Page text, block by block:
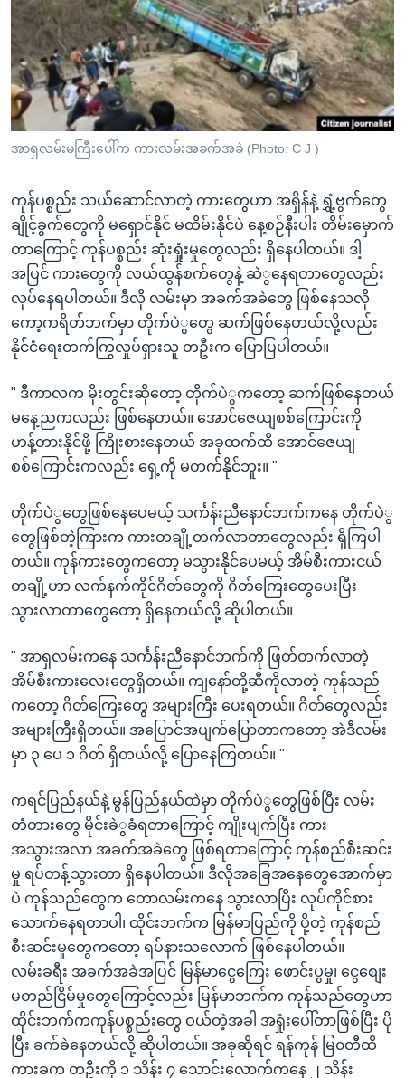
အာရှလမ်းမကြီးပေါ်က ကားလမ်းအခက်အခဲ (Photo: C J )
ကုန်ပစ္စည်း သယ်ဆောင်လာတဲ့ ကားတွေဟာ အရှိန်နဲ့ ရွှံ့ဗွက်တွေ
ချိုင့်ခွက်တွေကို မရှောင်နိုင် မထိမ်းနိုင်ပဲ နေ့စဉ်နီးပါး တိမ်းမှောက်
တာကြောင့် ကုန်ပစ္စည်း ဆုံးရှုံးမှုတွေလည်း ရှိနေပါတယ်။ ဒါ့
အပြင် ကားတွေကို လယ်ထွန်စက်တွေနဲ့ ဆဲွနေရတာတွေလည်း
လုပ်နေရပါတယ်။ ဒီလို လမ်းမှာ အခက်အခဲတွေ ဖြစ်နေသလို
ကော့ကရိတ်ဘက်မှာ တိုက်ပဲွတွေ ဆက်ဖြစ်နေတယ်လို့လည်း
နိုင်ငံရေးတက်ကြွလှုပ်ရှားသူ တဦးက ပြောပြပါတယ်။
" ဒီကာလက မိုးတွင်းဆိုတော့ တိုက်ပဲွကတော့ ဆက်ဖြစ်နေတယ်
မနေ့ညကလည်း ဖြစ်နေတယ်။ အောင်ဇေယျစစ်ကြောင်းကို
ဟန့်တားနိုင်ဖို့ ကြိုးစားနေတယ် အခုထက်ထိ အောင်ဇေယျ
စစ်ကြောင်းကလည်း ရှေ့ကို မတက်နိုင်ဘူး။ "
တိုက်ပဲွတွေဖြစ်နေပေမယ့် သင်္ကန်းညီနောင်ဘက်ကနေ တိုက်ပဲွ
တွေဖြစ်တဲ့ကြားက ကားတချို့တက်လာတာတွေလည်း ရှိကြပါ
တယ်။ ကုန်ကားတွေကတော့ မသွားနိုင်ပေမယ့် အိမ်စီးကားငယ်
တချို့ဟာ လက်နက်ကိုင်ဂိတ်တွေကို ဂိတ်ကြေးတွေပေးပြီး
သွားလာတာတွေတော့ ရှိနေတယ်လို့ ဆိုပါတယ်။
" အာရှလမ်းကနေ သင်္ကန်းညီနောင်ဘက်ကို ဖြတ်တက်လာတဲ့
အိမ်စီးကားလေးတွေရှိတယ်။ ကျနော်တို့ဆီကိုလာတဲ့ ကုန်သည်
ကတော့ ဂိတ်ကြေးတွေ အများကြီး ပေးရတယ်။ ဂိတ်တွေလည်း
အများကြီးရှိတယ်။ အပြောင်အပျက်ပြောတာကတော့ အဲဒီလမ်း
မှာ ၃ ပေ ၁ ဂိတ် ရှိတယ်လို့ ပြောနေကြတယ်။ "
ကရင်ပြည်နယ်နဲ့ မွန်ပြည်နယ်ထဲမှာ တိုက်ပဲွတွေဖြစ်ပြီး လမ်း
တံတားတွေ မိုင်းခဲွခံရတာကြောင့် ကျိုးပျက်ပြီး ကား
အသွားအလာ အခက်အခဲတွေ ဖြစ်ရတာကြောင့် ကုန်စည်စီးဆင်း
မှု ရပ်တန့်သွားတာ ရှိနေပါတယ်။ ဒီလိုအခြေအနေတွေအောက်မှာ
ပဲ ကုန်သည်တွေက တောလမ်းကနေ သွားလာပြီး လုပ်ကိုင်စား
သောက်နေရတာပါ၊ ထိုင်းဘက်က မြန်မာပြည်ကို ပို့တဲ့ ကုန်စည်
စီးဆင်းမှုတွေကတော့ ရပ်နားသလောက် ဖြစ်နေပါတယ်။
လမ်းခရီး အခက်အခဲအပြင် မြန်မာငွေကြေး ဖောင်းပွမှု၊ ငွေစျေး
မတည်ငြိမ်မှုတွေကြောင့်လည်း မြန်မာဘက်က ကုန်သည်တွေဟာ
ထိုင်းဘက်ကကုန်ပစ္စည်းတွေ ဝယ်တဲ့အခါ အရှုံးပေါ်တာဖြစ်ပြီး ပို
ပြီး ခက်ခဲနေတယ်လို့ ဆိုပါတယ်။ အခုဆိုရင် ရန်ကုန် မြ၀တီထိ
ကားခက တဦးကို ၁ သိန်း ၇ သောင်းလောက်ကနေ ၂ သိန်း